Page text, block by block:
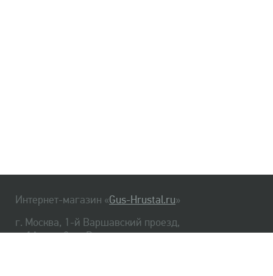
Интернет-магазин «Gus-Hrustal.ru»
г. Москва, 1-й Варшавский проезд,
д. 1А, стр. 3, м. Варшавская